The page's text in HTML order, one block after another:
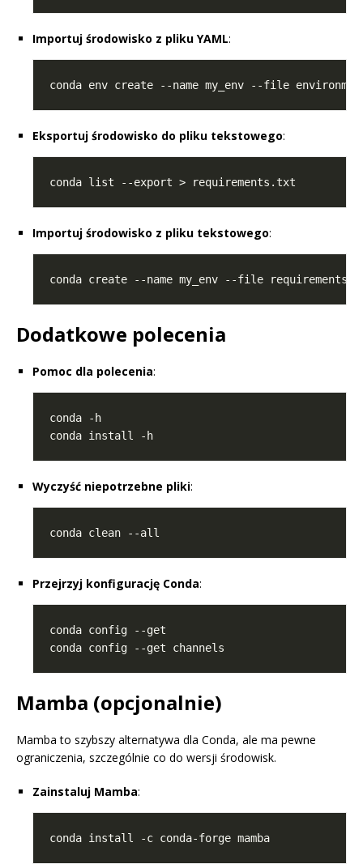
Importuj środowisko z pliku YAML:
Eksportuj środowisko do pliku tekstowego:
Importuj środowisko z pliku tekstowego:
Dodatkowe polecenia
Pomoc dla polecenia:
Wyczyść niepotrzebne pliki:
Przejrzyj konfigurację Conda:
Mamba (opcjonalnie)
Mamba to szybszy alternatywa dla Conda, ale ma pewne
ograniczenia, szczególnie co do wersji środowisk.
Zainstaluj Mamba: